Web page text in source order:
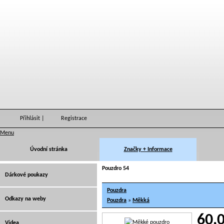
Přihlásit Registrace
Menu
Úvodní stránka Značky + Informace
Pouzdro 54
Pouzdra
Pouzdra » Měkká
Dárkové poukazy
Odkazy na weby